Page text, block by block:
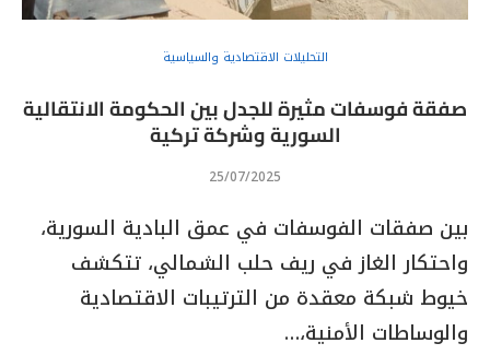
التحليلات الاقتصادية والسياسية
صفقة فوسفات مثيرة للجدل بين الحكومة الانتقالية
السورية وشركة تركية
25/07/2025
بين صفقات الفوسفات في عمق البادية السورية،
واحتكار الغاز في ريف حلب الشمالي، تتكشف
خيوط شبكة معقدة من الترتيبات الاقتصادية
والوساطات الأمنية،…